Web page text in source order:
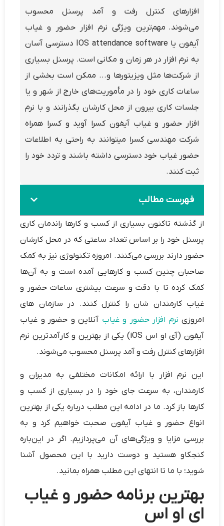
افزارهای کنترل رفت و آمد پرسنل محسوب
می‌شوند. مهم‌ترین ویژگی نرم افزار حضور و غیاب
آیفون یا IOS attendance software دسترسی آسان
به نرم افزار در هر زمان و مکانی است. پرسنل بسیاری
از شرکت‌ها مثل ویزیتورها و... ممکن است بخشی از
ساعات کاری خود را در مأموریت‌های خارج از شهر و یا
جلسات کاری بیرون از محل کارشان بگذرانند و با نرم
افزار حضور و غیاب آیفون کسرا آوید و کسرا همراه
شرکت مهندسی کسرا میتوانند به راحتی به اطلاعات
حضور غیاب خود دسترسی داشته باشند و تردد خود را
ثبت کنند.
فهرست مطالب
از گذشته تاکنون بسیاری از کسب و کارها راندمان کاری
پرسنل خود را بر اساس تعداد ساعتی که در محل کارشان
حضور دارند بررسی می‌کنند. امروزه تکنولوژی نیز به کمک
صاحبان چنین کسب و کارهایی آمده است و به آن‌ها
کمک کرده تا با دقت و سرعت بیشتری ساعات حضور و
غیاب کارمندان شان را کنترل کنند. در سازمان های
امروزی نرم افزار حضور و غیاب آنلاین و حضور و غیاب
آیفون (آی او اس iOS) یکی از بهترین و کارآمدترین نرم
افزارهای کنترل رفت و آمد پرسنل محسوب می‌شوند.
این نرم‌ افزار با ارائه امکانات مختلفی به مدیران و
کارمندان، به سرعت جای خود را در بسیاری از کسب و
کارها باز کرد. ما در ادامه این مطلب درباره یکی از بهترین
انواع حضور و غیاب آیفون صحبت خواهیم کرد و به
بررسی مزایا و ویژگی‌های آن می‌پردازیم. اگر در این‌باره
کنجکاو هستید و دوست دارید با این محصول آشنا
شوید؛ با ما تا انتهای این مطلب همراه بمانید.
بهترین برنامه حضور و غیاب
ای او اس